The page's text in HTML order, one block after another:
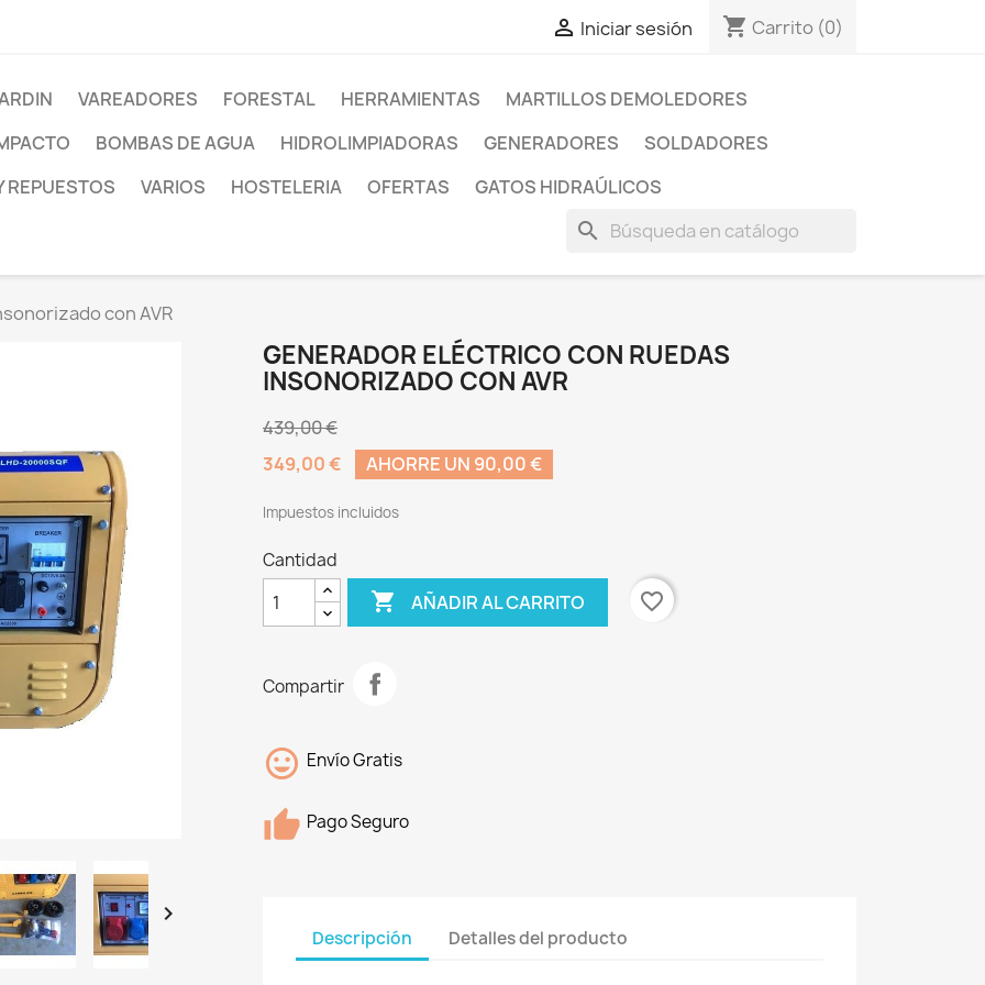
 Iniciar sesión shopping_cart Carrito (0)
VAREADORES FORESTAL HERRAMIENTAS
MARTILLOS DEMOLEDORES
BOMBAS DE AGUA HIDROLIMPIADORAS GENERADORES
SOLDADORES
REPUESTOS
VARIOS HOSTELERIA OFERTAS GATOS HIDRAÚLICOS
search
con AVR

GENERADOR ELÉCTRICO CON RUEDAS
INSONORIZADO CON AVR
439,00 €
349,00 €
AHORRE UN 90,00 €
Impuestos incluidos
Cantidad
 AÑADIR AL CARRITO favorite_border
Compartir
Envío Gratis
Pago Seguro
Descripción Detalles del producto